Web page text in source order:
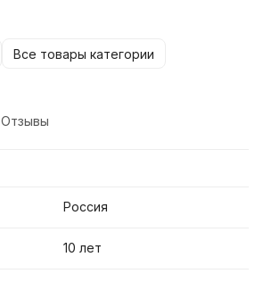
Все товары категории
Отзывы
Россия
10 лет